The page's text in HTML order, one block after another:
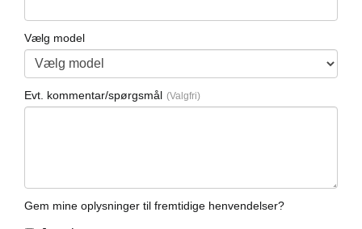
Vælg model
Evt. kommentar/spørgsmål
Gem mine oplysninger til fremtidige henvendelser?